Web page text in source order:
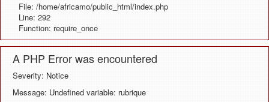
File: /home/africamo/public_html/index.php
Line: 292
Function: require_once
A PHP Error was encountered
Severity: Notice
Message: Undefined variable: rubrique